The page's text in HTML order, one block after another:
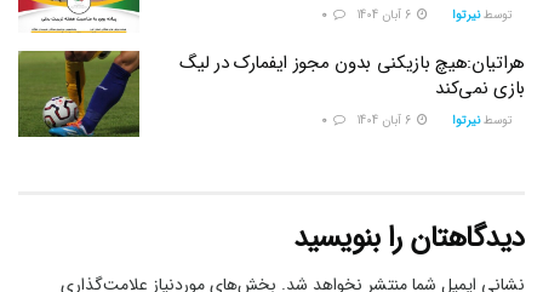
توسط نیرتوا 6 آبان 1404 0
هراتیان:هیچ بازیکنی بدون مجوز ایفمارک در لیگ
بازی نمی‌کند
توسط نیرتوا 6 آبان 1404 0
دیدگاهتان را بنویسید
نشانی ایمیل شما منتشر نخواهد شد. بخش‌های موردنیاز علامت‌گذاری